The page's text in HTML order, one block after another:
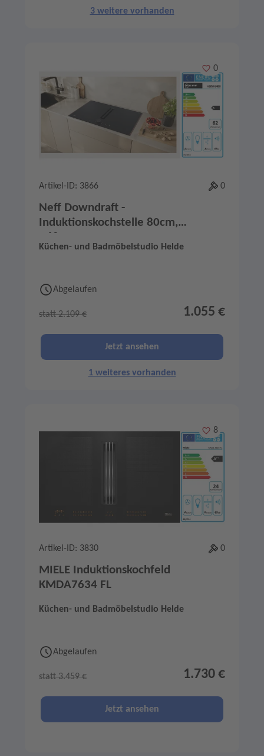
3 weitere vorhanden
Merken
0
Artikel-ID: 3866 0
Neff Downdraft -
Induktionskochstelle 80cm,
Küchen- und Badmöbelstudio Helde
Abgelaufen
statt 2.109 € 1.055 €
Jetzt ansehen
1 weiteres vorhanden
Merken
8
Artikel-ID: 3830 0
MIELE Induktionskochfeld
KMDA7634 FL
Küchen- und Badmöbelstudio Helde
Abgelaufen
statt 3.459 € 1.730 €
Jetzt ansehen